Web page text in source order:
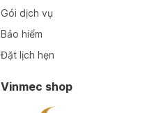
Gói dịch vụ
Bảo hiểm
Đặt lịch hẹn
Vinmec shop